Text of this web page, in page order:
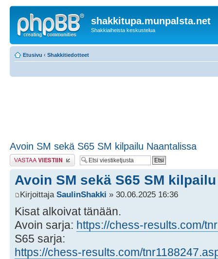
shakkitupa.munpalsta.net
Shakkiaiheista keskustelua
Etusivu ‹ Shakkitiedotteet
Avoin SM sekä S65 SM kilpailu Naantalissa
Lähetä vastaus
Avoin SM sekä S65 SM
Kirjoittaja SaulinShakki » 30.06.2025 16:36
Kisat alkoivat tänään.
Avoin sarja: https://chess-results.com/
S65 sarja:
https://chess-results.com/